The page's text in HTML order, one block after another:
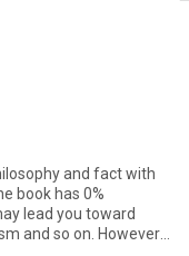
and fact with
book has 0%
lead you toward
and so on. However,